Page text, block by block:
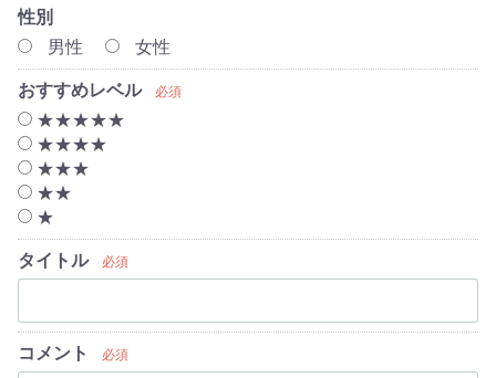
性別
男性
女性
おすすめレベル 必須
★★★★★
★★★★
★★★
★★
★
タイトル 必須
コメント 必須